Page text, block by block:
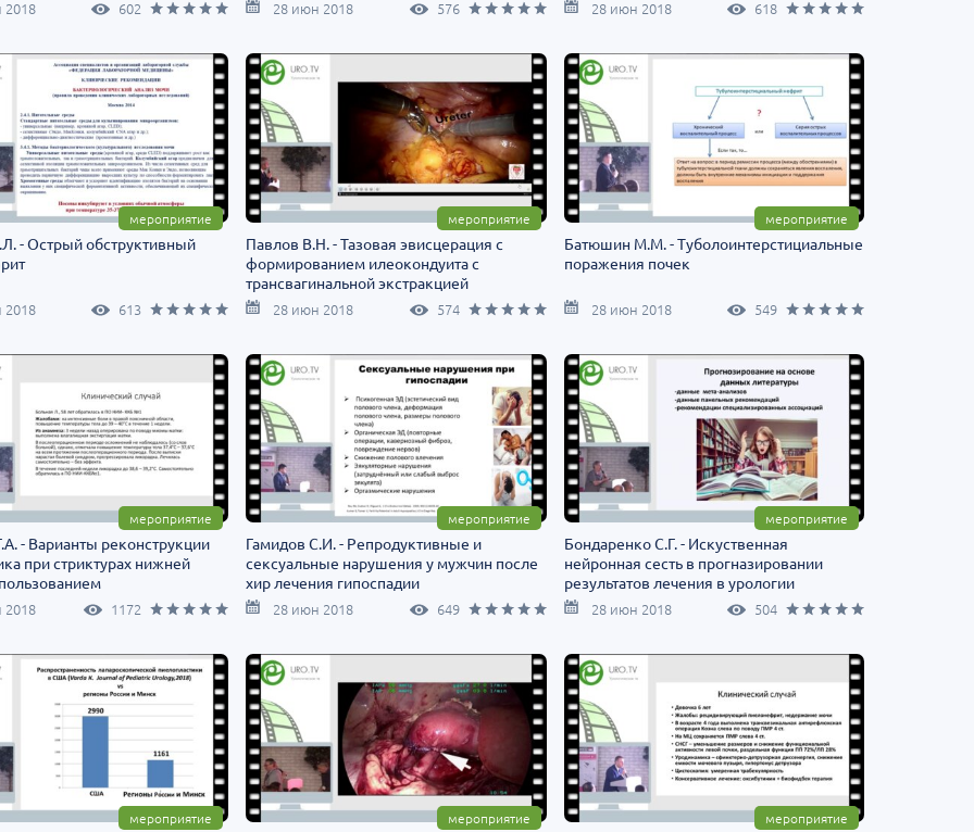
2018 602 28 июн 2018 576 28 июн 2018 618
мероприятие
- Острый обструктивный
2018 613
мероприятие
Павлов В.Н. - Тазовая эвисцерация с
формированием илеокондуита с
трансвагинальной экстракцией
органокомплекса
28 июн 2018 574
мероприятие
Батюшин М.М. - Туболоинтерстициальные
поражения почек
28 июн 2018 549
мероприятие
- Варианты реконструкции
при стриктурах нижней
системы DaVinci
2018 1172
мероприятие
Гамидов С.И. - Репродуктивные и
сексуальные нарушения у мужчин после
хир лечения гипоспадии
28 июн 2018 649
мероприятие
Бондаренко С.Г. - Искуственная
нейронная сесть в прогназировании
результатов лечения в урологии
28 июн 2018 504
мероприятие мероприятие мероприятие